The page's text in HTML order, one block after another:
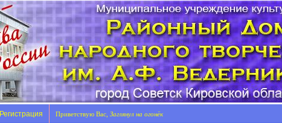
Регистрация Приветствую Вас, Заглянул на огонёк